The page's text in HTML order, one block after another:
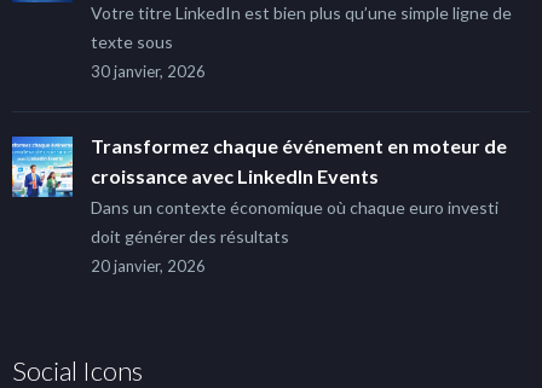
Votre titre LinkedIn est bien plus qu’une simple ligne de
texte sous
30 janvier, 2026
Transformez chaque événement en moteur de
croissance avec LinkedIn Events
Dans un contexte économique où chaque euro investi
doit générer des résultats
20 janvier, 2026
Social Icons